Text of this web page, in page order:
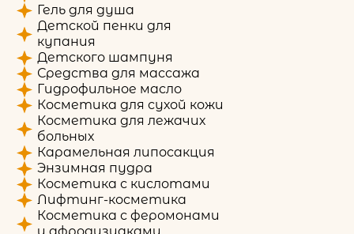
Гель для душа
Детской пенки для
купания
Детского шампуня
Средства для массажа
Гидрофильное масло
Косметика для сухой кожи
Косметика для лежачих
больных
Карамельная липосакция
Энзимная пудра
Косметика с кислотами
Лифтинг-косметика
Косметика с феромонами